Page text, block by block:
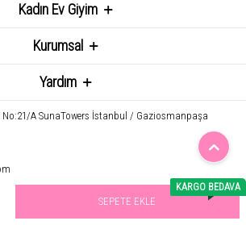
SEPETE EKLE
KARGO BEDAVA
Kadın Ev Giyim
Kurumsal
Yardım
A SunaTowers İstanbul / Gaziosmanpaşa